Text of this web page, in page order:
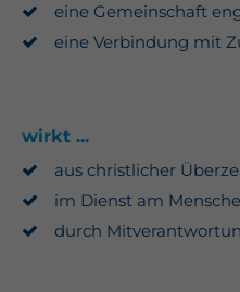
eine Gemeinschaft
eine Verbindung mit
wirkt ...
aus christlicher
im Dienst am
durch